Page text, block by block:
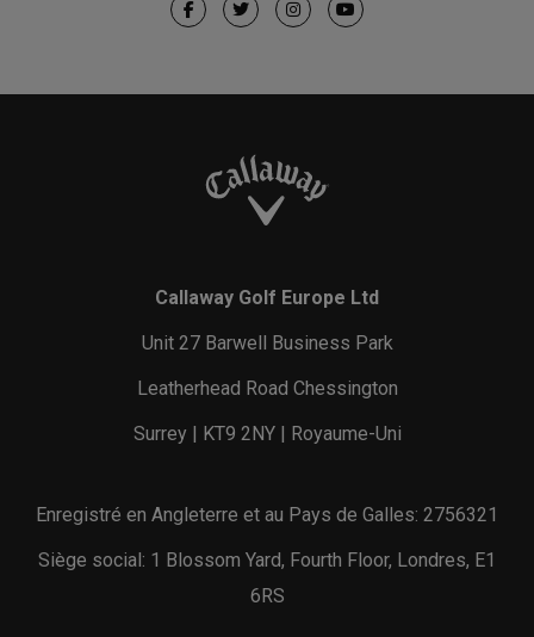
Callaway Golf Europe Ltd
Unit 27 Barwell Business Park
Leatherhead Road Chessington
Surrey | KT9 2NY | Royaume-Uni
Enregistré en Angleterre et au Pays de Galles: 2756321
Siège social: 1 Blossom Yard, Fourth Floor, Londres, E1
6RS